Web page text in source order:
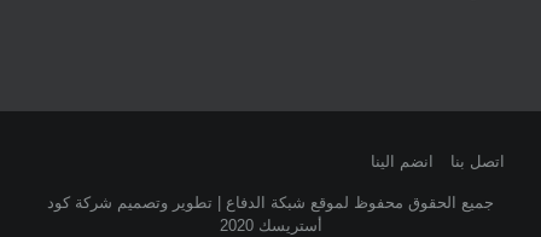
اتصل بنا انضم الينا
جميع الحقوق محفوظ لموقع شبكة الدفاع | تطوير وتصميم شركة كود
أستريسك 2020